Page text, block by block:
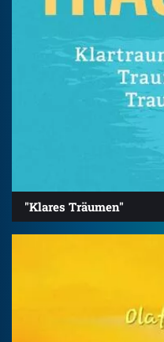
"Klares Träumen"